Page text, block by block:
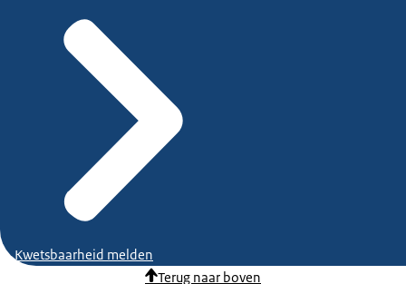
Kwetsbaarheid melden
Terug naar boven